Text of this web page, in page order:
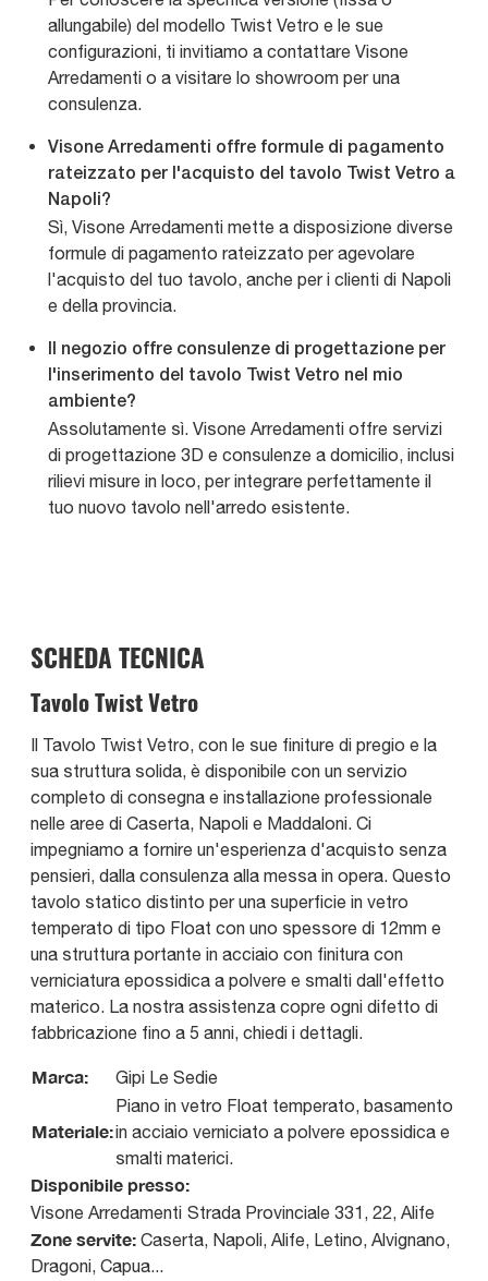
allungabile) del modello Twist Vetro e le sue
configurazioni, ti invitiamo a contattare Visone
Arredamenti o a visitare lo showroom per una
consulenza.
Visone Arredamenti offre formule di pagamento
rateizzato per l'acquisto del tavolo Twist Vetro a
Napoli?
Sì, Visone Arredamenti mette a disposizione diverse
formule di pagamento rateizzato per agevolare
l'acquisto del tuo tavolo, anche per i clienti di Napoli
e della provincia.
Il negozio offre consulenze di progettazione per
l'inserimento del tavolo Twist Vetro nel mio
ambiente?
Assolutamente sì. Visone Arredamenti offre servizi
di progettazione 3D e consulenze a domicilio, inclusi
rilievi misure in loco, per integrare perfettamente il
tuo nuovo tavolo nell'arredo esistente.
SCHEDA TECNICA
Tavolo Twist Vetro
Il Tavolo Twist Vetro, con le sue finiture di pregio e la
sua struttura solida, è disponibile con un servizio
completo di consegna e installazione professionale
nelle aree di Caserta, Napoli e Maddaloni. Ci
impegniamo a fornire un'esperienza d'acquisto senza
pensieri, dalla consulenza alla messa in opera. Questo
tavolo statico distinto per una superficie in vetro
temperato di tipo Float con uno spessore di 12mm e
una struttura portante in acciaio con finitura con
verniciatura epossidica a polvere e smalti dall'effetto
materico. La nostra assistenza copre ogni difetto di
fabbricazione fino a 5 anni, chiedi i dettagli.
Marca: Gipi Le Sedie
Materiale:
Piano in vetro Float temperato, basamento
in acciaio verniciato a polvere epossidica e
smalti materici.
Disponibile presso:
Visone Arredamenti Strada Provinciale 331, 22, Alife
Zone servite: Caserta, Napoli, Alife, Letino, Alvignano,
Dragoni, Capua...